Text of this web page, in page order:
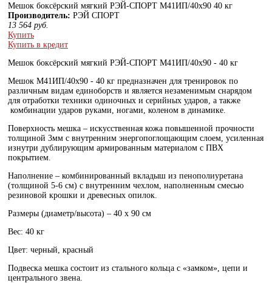
Мешок боксёрский мягкий РЭЙ-СПОРТ М41ИП/40х90 40 кг
Производитель: РЭЙ СПОРТ
13 564 руб.
Купить
Купить в кредит
Мешок боксёрский мягкий РЭЙ-СПОРТ М41ИП/40х90 - 40 кг
Мешок М41ИП/40х90 - 40 кг предназначен для тренировок по
различным видам единоборств и является незаменимым снарядом
для отработки техники одиночных и серийных ударов, а также
комбинации ударов руками, ногами, коленом в динамике.
Поверхность мешка – искусственная кожа повышенной прочности
толщиной 3мм с внутренним энергопоглощающим слоем, усиленная
изнутри дублирующим армированным материалом с ПВХ
покрытием.
Наполнение – комбинированный вкладыш из пенополиуретана
(толщиной 5-6 см) с внутренним чехлом, наполненным смесью
резиновой крошки и древесных опилок.
Размеры (диаметр/высота) – 40 х 90 см
Вес: 40 кг
Цвет: черный, красный
Подвеска мешка состоит из стального кольца с «замком», цепи и
центрального звена.